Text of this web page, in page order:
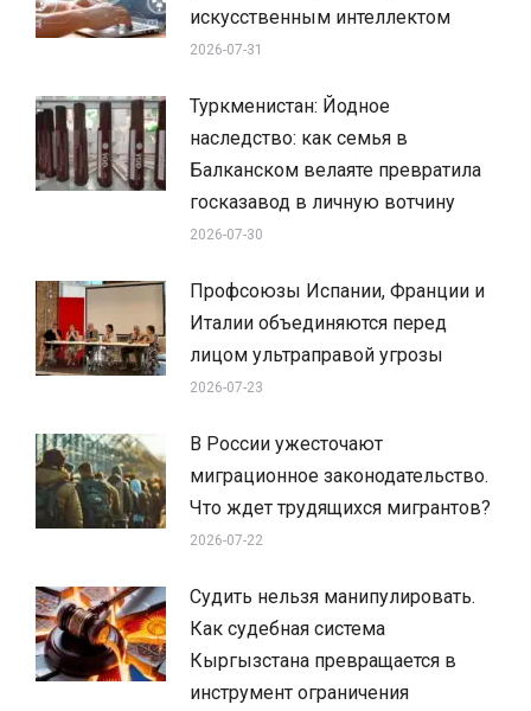
искусственным интеллектом
2026-07-31
Туркменистан: Йодное
наследство: как семья в
Балканском велаяте превратила
госказавод в личную вотчину
2026-07-30
Профсоюзы Испании, Франции и
Италии объединяются перед
лицом ультраправой угрозы
2026-07-23
В России ужесточают
миграционное законодательство.
Что ждет трудящихся мигрантов?
2026-07-22
Судить нельзя манипулировать.
Как судебная система
Кыргызстана превращается в
инструмент ограничения